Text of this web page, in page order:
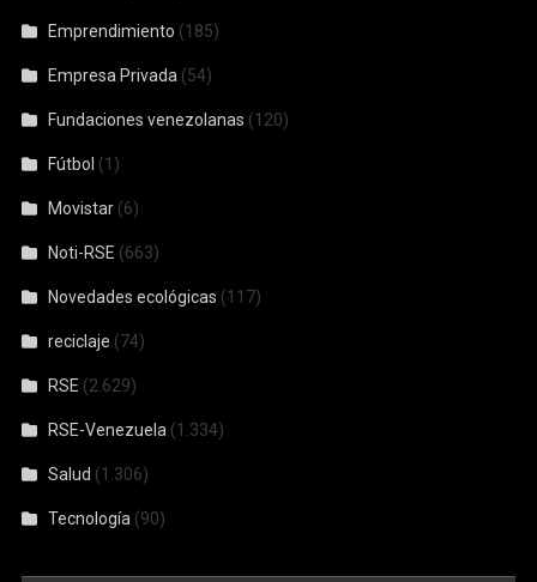
Emprendimiento (185)
Empresa Privada (54)
Fundaciones venezolanas (120)
Fútbol (1)
Movistar (6)
Noti-RSE (663)
Novedades ecológicas (117)
reciclaje (74)
RSE (2.629)
RSE-Venezuela (1.334)
Salud (1.306)
Tecnología (90)